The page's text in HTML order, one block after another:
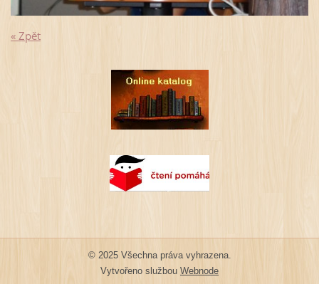
« Zpět
© 2025 Všechna práva vyhrazena.
Vytvořeno službou Webnode